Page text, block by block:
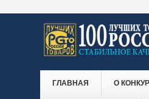
ГЛАВНАЯ О